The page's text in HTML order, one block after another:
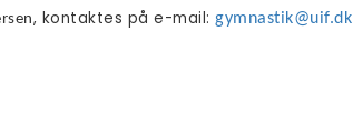
, kontaktes på e-mail: gymnastik@uif.dk